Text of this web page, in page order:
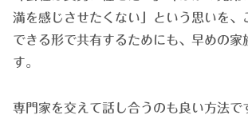
満を感じさせたくない」という思いを、
できる形で共有するためにも、早めの家
す。
専門家を交えて話し合うのも良い方法で